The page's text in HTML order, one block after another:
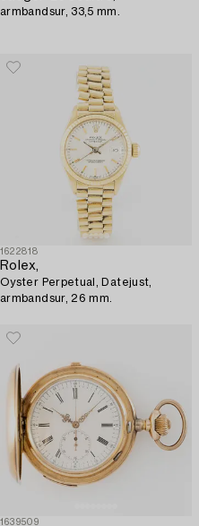
armbandsur, 33,5 mm.
1622818
Rolex,
Oyster Perpetual, Datejust,
armbandsur, 26 mm.
1639509